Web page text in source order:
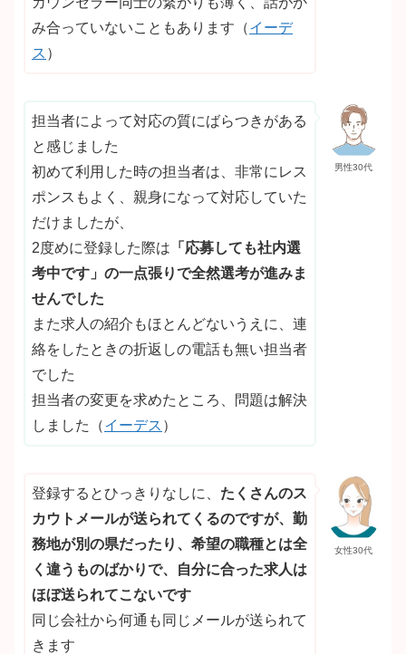
み合っていないこともあります（イーデ
ス ）
男性30代
担当者によって対応の質にばらつきがある
と感じました
初めて利用した時の担当者は、非常にレス
ポンスもよく、親身になって対応していた
だけましたが、
2度めに登録した際は 「応募しても社内選
考中です」の一点張りで全然選考が進みま
せんでした
また求人の紹介もほとんどないうえに、連
絡をしたときの折返しの電話も無い担当者
でした
担当者の変更を求めたところ、問題は解決
しました（イーデス ）
女性30代
登録するとひっきりなしに、 たくさんのス
カウトメールが送られてくるのですが、勤
務地が別の県だったり、希望の職種とは全
く違うものばかりで、自分に合った求人は
ほぼ送られてこないです
同じ会社から何通も同じメールが送られて
きます